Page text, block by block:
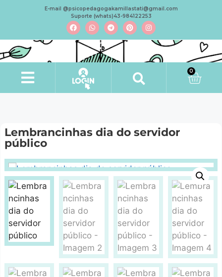
E-mail @psicopedagogakamillastati@gmail.com
Suporte (whats)43-984122253
0
Lembrancinhas dia do servidor
público